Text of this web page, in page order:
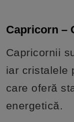
Capricorn –
Capricornii
iar cristalele
care oferă
energetică.